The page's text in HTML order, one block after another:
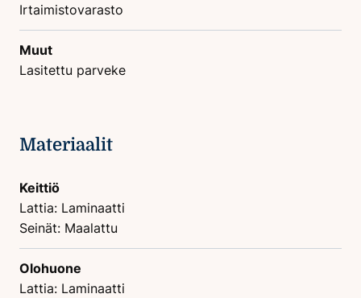
Irtaimistovarasto
Muut
Lasitettu parveke
Materiaalit
Keittiö
Lattia: Laminaatti
Seinät: Maalattu
Olohuone
Lattia: Laminaatti